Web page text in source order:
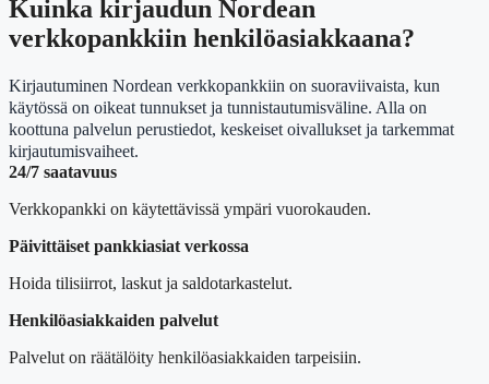
Kuinka kirjaudun Nordean
verkkopankkiin henkilöasiakkaana?
Kirjautuminen Nordean verkkopankkiin on suoraviivaista, kun
käytössä on oikeat tunnukset ja tunnistautumisväline. Alla on
koottuna palvelun perustiedot, keskeiset oivallukset ja tarkemmat
kirjautumisvaiheet.
24/7 saatavuus
Verkkopankki on käytettävissä ympäri vuorokauden.
Päivittäiset pankkiasiat verkossa
Hoida tilisiirrot, laskut ja saldotarkastelut.
Henkilöasiakkaiden palvelut
Palvelut on räätälöity henkilöasiakkaiden tarpeisiin.